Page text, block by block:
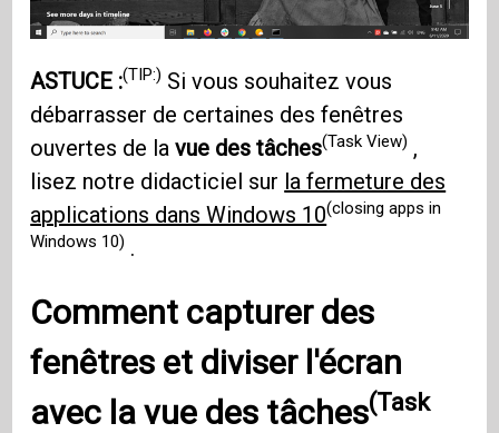
ASTUCE :(TIP:) Si vous souhaitez vous
débarrasser de certaines des fenêtres
ouvertes de lavue des tâches(Task View) ,
lisez notre didacticiel sur la fermeture des
applications dans Windows 10(closing apps in
Windows 10) .
Comment capturer des
fenêtres et diviser l'écran
avec la vue des tâches(Task